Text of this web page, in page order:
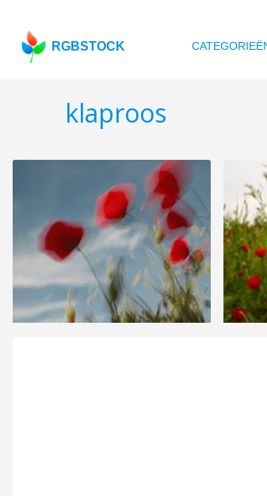
RGBSTOCK
klaproos